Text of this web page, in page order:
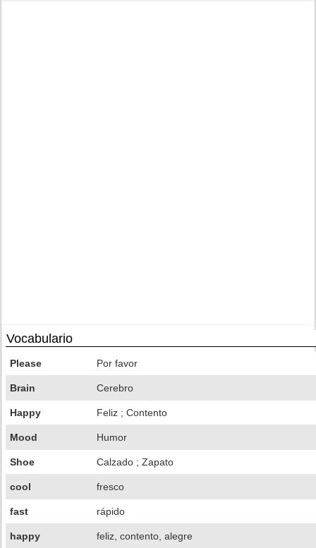
Vocabulario
Please Por favor
Brain Cerebro
Happy Feliz ; Contento
Mood Humor
Shoe Calzado ; Zapato
cool fresco
fast rápido
happy feliz, contento, alegre